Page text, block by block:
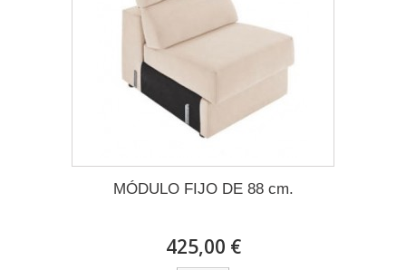
MÓDULO FIJO DE 88 cm.
425,00 €